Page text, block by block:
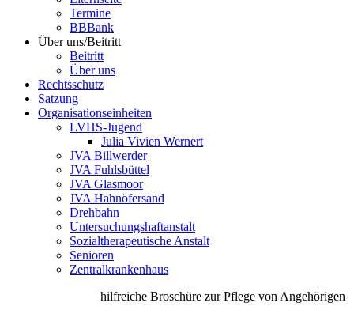
Termine
BBBank
Über uns/Beitritt
Beitritt
Über uns
Rechtsschutz
Satzung
Organisationseinheiten
LVHS-Jugend
Julia Vivien Wernert
JVA Billwerder
JVA Fuhlsbüttel
JVA Glasmoor
JVA Hahnöfersand
Drehbahn
Untersuchungshaftanstalt
Sozialtherapeutische Anstalt
Senioren
Zentralkrankenhaus
hilfreiche Broschüre zur Pflege von Angehörigen